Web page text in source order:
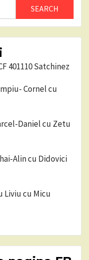
401110 Satchinez
Cornel cu
Daniel cu Zetu
Alin cu Didovici
Liviu cu Micu